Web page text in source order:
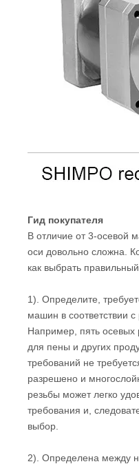
Гид покупателя
В отличие от 3-
оси довольно сложна.
как выбрать
1). Определите,
машин в соответствии
Например, пять
для пены и других
требований не
разрешено и
резьбы может легко
требования и,
выбор.
2). Определена между